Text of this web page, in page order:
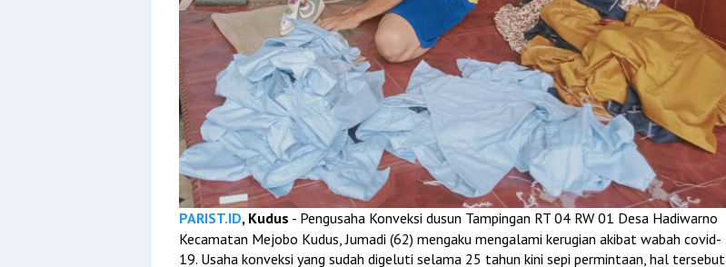
PARIST.ID, Kudus - Pengusaha Konveksi dusun Tampingan RT 04 RW 01 Desa Hadiwarno
Kecamatan Mejobo Kudus, Jumadi (62) mengaku mengalami kerugian akibat wabah covid-
19. Usaha konveksi yang sudah digeluti selama 25 tahun kini sepi permintaan, hal tersebut